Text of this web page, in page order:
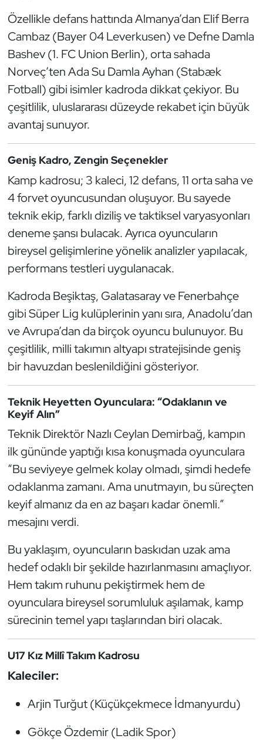
Özellikle defans hattında Almanya’dan Elif Berra
Cambaz (Bayer 04 Leverkusen) ve Defne Damla
Bashev (1. FC Union Berlin), orta sahada
Norveç’ten Ada Su Damla Ayhan (Stabæk
Fotball) gibi isimler kadroda dikkat çekiyor. Bu
çeşitlilik, uluslararası düzeyde rekabet için büyük
avantaj sunuyor.
Geniş Kadro, Zengin Seçenekler
Kamp kadrosu; 3 kaleci, 12 defans, 11 orta saha ve
4 forvet oyuncusundan oluşuyor. Bu sayede
teknik ekip, farklı diziliş ve taktiksel varyasyonları
deneme şansı bulacak. Ayrıca oyuncuların
bireysel gelişimlerine yönelik analizler yapılacak,
performans testleri uygulanacak.
Kadroda Beşiktaş, Galatasaray ve Fenerbahçe
gibi Süper Lig kulüplerinin yanı sıra, Anadolu’dan
ve Avrupa’dan da birçok oyuncu bulunuyor. Bu
çeşitlilik, milli takımın altyapı stratejisinde geniş
bir havuzdan beslenildiğini gösteriyor.
Teknik Heyetten Oyunculara: “Odaklanın ve
Keyif Alın”
Teknik Direktör Nazlı Ceylan Demirbağ, kampın
ilk gününde yaptığı kısa konuşmada oyunculara
“Bu seviyeye gelmek kolay olmadı, şimdi hedefe
odaklanma zamanı. Ama unutmayın, bu süreçten
keyif almanız da en az başarı kadar önemli.”
mesajını verdi.
Bu yaklaşım, oyuncuların baskıdan uzak ama
hedef odaklı bir şekilde hazırlanmasını amaçlıyor.
Hem takım ruhunu pekiştirmek hem de
oyunculara bireysel sorumluluk aşılamak, kamp
sürecinin temel yapı taşlarından biri olacak.
U17 Kız Millî Takım Kadrosu
Kaleciler:
Arjin Turğut (Küçükçekmece İdmanyurdu)
Gökçe Özdemir (Ladik Spor)
Paralimpik
Ragbi
Satranç
Su Topu
Sualtı Sporları
Tekvando
Tenis
Triatlon
Voleybol
Vücut Geliştirme Fitness
Wushu Kungfu
Yelken
Yüzme